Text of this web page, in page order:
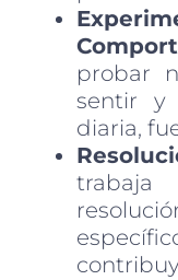
probar
sentir y
diaria,